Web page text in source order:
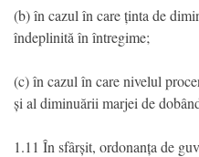
(b) în cazul în care ținta de
îndeplinită în întregime;
(c) în cazul în care nivelul
și al diminuării marjei de
1.11 În sfârșit, ordonanța de